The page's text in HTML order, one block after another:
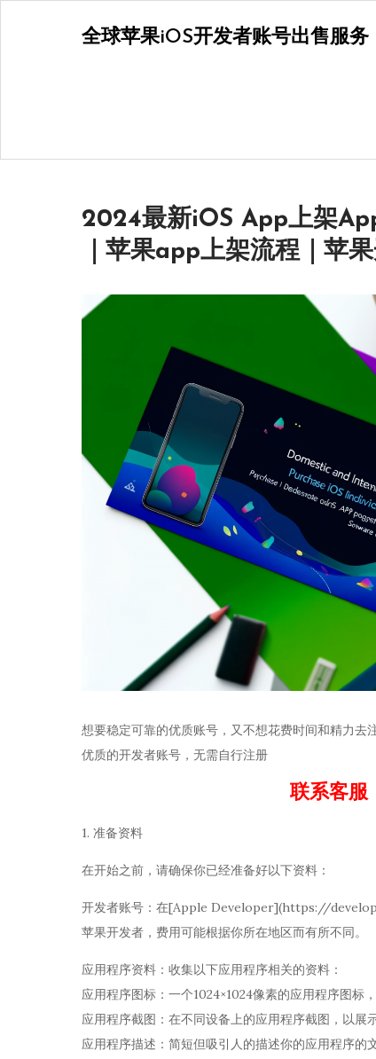
全球苹果iOS开发者账号出售服
2024最新iOS App上架
｜苹果app上架流程｜苹
想要稳定可靠的优质账号，又不想花费时间和精力
优质的开发者账号，无需自行注册
联系客服
1. 准备资料
在开始之前，请确保你已经准备好以下资料：
开发者账号：在[Apple Developer](https://
苹果开发者，费用可能根据你所在地区而有所不同。
应用程序资料：收集以下应用程序相关的资料：
应用程序图标：一个1024×1024像素的应用程序图标
应用程序截图：在不同设备上的应用程序截图，以展
应用程序描述：简短但吸引人的描述你的应用程序的